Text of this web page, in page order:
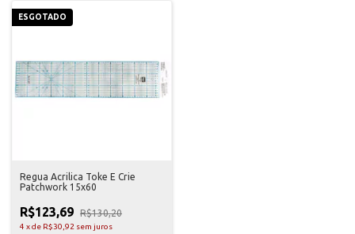
ESGOTADO
Regua Acrilica Toke E Crie
Patchwork 15x60
R$123,69 R$130,20
4 xde R$30,92 sem juros